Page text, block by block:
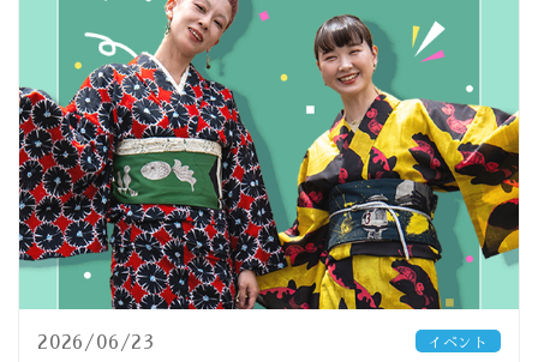
2026/06/23 イベント